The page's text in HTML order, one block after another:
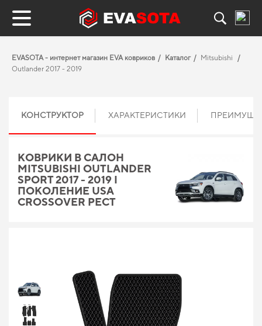
EVASOTA - интернет магазин EVA ковриков Каталог
Mitsubishi
Outlander 2017 - 2019
КОНСТРУКТОР ХАРАКТЕРИСТИКИ
КОВРИКИ В САЛОН
MITSUBISHI OUTLANDER
SPORT 2017 - 2019 I
ПОКОЛЕНИЕ USA
CROSSOVER РЕСТ